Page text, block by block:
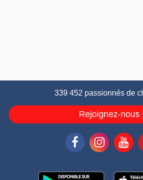
339 452 passionnés de
Rejoignez-nous